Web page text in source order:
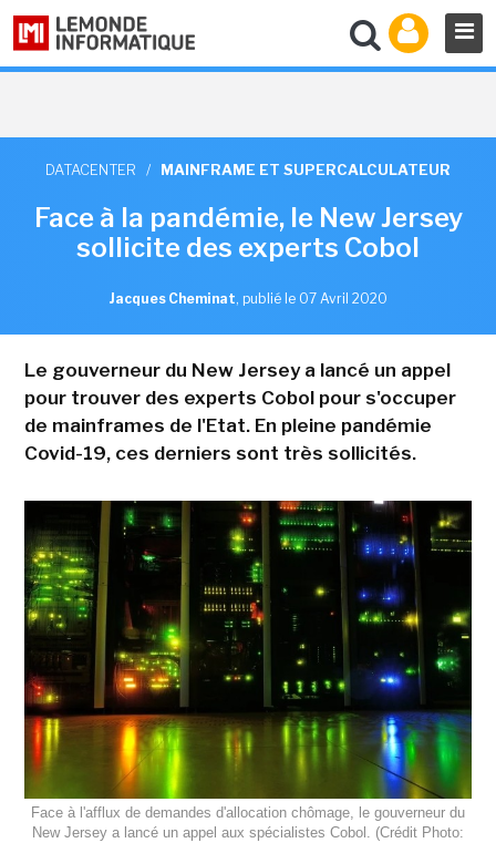
DATACENTER / MAINFRAME ET SUPERCALCULATEUR
Face à la pandémie, le New Jersey
sollicite des experts Cobol
Jacques Cheminat, publié le 07 Avril 2020
Le gouverneur du New Jersey a lancé un appel
pour trouver des experts Cobol pour s'occuper
de mainframes de l'Etat. En pleine pandémie
Covid-19, ces derniers sont très sollicités.
Face à l'afflux de demandes d'allocation chômage, le gouverneur du
New Jersey a lancé un appel aux spécialistes Cobol. (Crédit Photo: